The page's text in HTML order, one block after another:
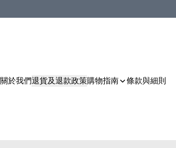
關於我們退貨及退款政策購物指南 條款與細則